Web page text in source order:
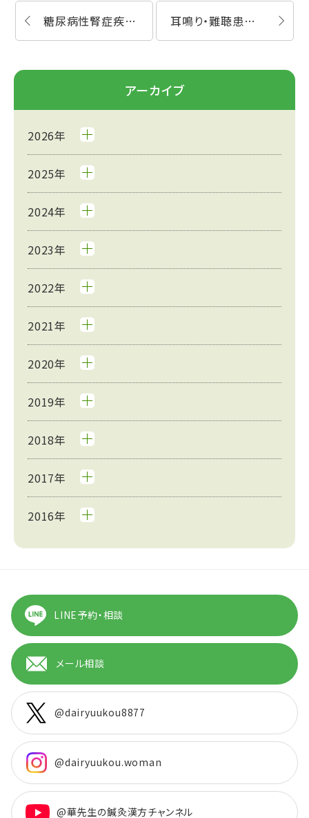
糖尿病性腎症疾患の鍼灸漢方治療体験談 耳鳴り・難聴患者様の鍼灸漢方治療体験談
アーカイブ
2026年
2025年
2024年
2023年
2022年
2021年
2020年
2019年
2018年
2017年
2016年
LINE予約・相談
メール相談
@dairyuukou8877
@dairyuukou.woman
@華先生の鍼灸漢方チャンネル